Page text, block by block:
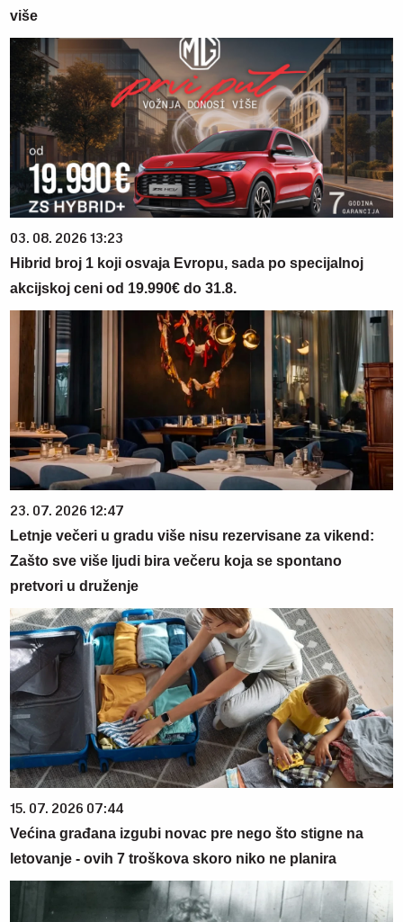
više
03. 08. 2026 13:23
Hibrid broj 1 koji osvaja Evropu, sada po specijalnoj
akcijskoj ceni od 19.990€ do 31.8.
23. 07. 2026 12:47
Letnje večeri u gradu više nisu rezervisane za vikend:
Zašto sve više ljudi bira večeru koja se spontano
pretvori u druženje
15. 07. 2026 07:44
Većina građana izgubi novac pre nego što stigne na
letovanje - ovih 7 troškova skoro niko ne planira